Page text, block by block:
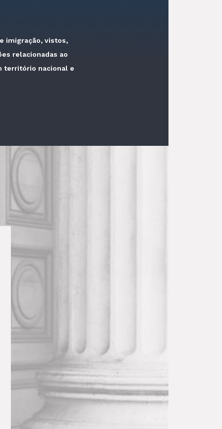
imigração, vistos,
relacionadas ao
território nacional e